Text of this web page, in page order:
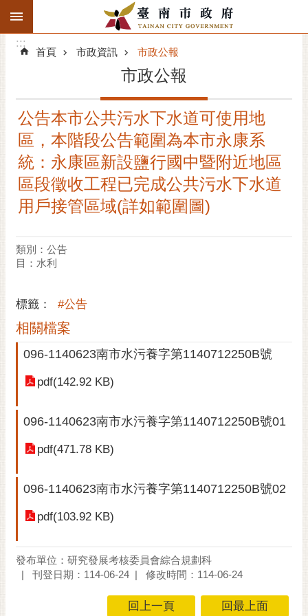
跳到主要內容區塊
搜
階
精彩府城
市府動態
市府團隊
市政資訊
黃
偉
花
站
導
覽
:::
:::
首頁 市政資訊 市政公報
市政公報
公告本市公共污水下水道可使用地
區，本階段公告範圍為本市永康系
統：永康區新設鹽行國中暨附近地區
區段徵收工程已完成公共污水下水道
用戶接管區域(詳如範圍圖)
類別：公告
目：水利
標籤： #公告
相關檔案
096-1140623南市水污養字第1140712250B號
pdf(142.92 KB)
096-1140623南市水污養字第1140712250B號01
pdf(471.78 KB)
096-1140623南市水污養字第1140712250B號02
pdf(103.92 KB)
發布單位：研究發展考核委員會綜合規劃科
刊登日期：114-06-24
修改時間：114-06-24
回上一頁 回最上面